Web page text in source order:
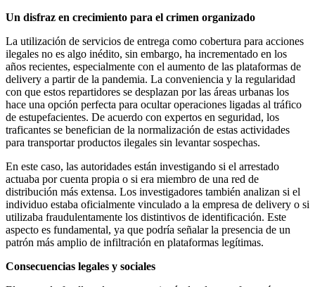
Un disfraz en crecimiento para el crimen organizado
La utilización de servicios de entrega como cobertura para acciones
ilegales no es algo inédito, sin embargo, ha incrementado en los
años recientes, especialmente con el aumento de las plataformas de
delivery a partir de la pandemia. La conveniencia y la regularidad
con que estos repartidores se desplazan por las áreas urbanas los
hace una opción perfecta para ocultar operaciones ligadas al tráfico
de estupefacientes. De acuerdo con expertos en seguridad, los
traficantes se benefician de la normalización de estas actividades
para transportar productos ilegales sin levantar sospechas.
En este caso, las autoridades están investigando si el arrestado
actuaba por cuenta propia o si era miembro de una red de
distribución más extensa. Los investigadores también analizan si el
individuo estaba oficialmente vinculado a la empresa de delivery o si
utilizaba fraudulentamente los distintivos de identificación. Este
aspecto es fundamental, ya que podría señalar la presencia de un
patrón más amplio de infiltración en plataformas legítimas.
Consecuencias legales y sociales